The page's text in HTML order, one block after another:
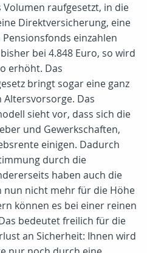
raufgesetzt, in die
Direktversicherung, eine
einzahlen
bei 4.848 Euro, so wird
erhöht. Das
bringt sogar eine ganz
Das
sieht vor, dass sich die
und Gewerkschaften,
einigen. Dadurch
durch die
haben auch die
nun nicht mehr für die Höhe
können es bei einer reinen
bedeutet freilich für die
an Sicherheit: Ihnen wird